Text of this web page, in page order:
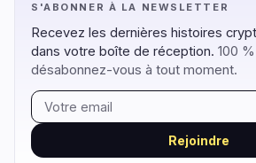
Gouvernement 11
Légal 3
Conformité 2
Fiscalité 0
Application 1
S'ABONNER À LA NEWSLETTER
Recevez les dernières histoires
dans votre boîte de réception. 100
désabonnez-vous à tout moment.
Rejoindre